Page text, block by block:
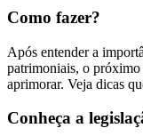
Como fazer?
Após entender a
patrimoniais, o próximo
aprimorar. Veja dicas
Conheça a